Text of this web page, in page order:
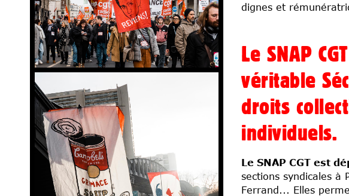
dignes et
Le SNAP
véritable
droits
individuels.
Le SNAP CGT est
sections syndicales à
Ferrand... Elles